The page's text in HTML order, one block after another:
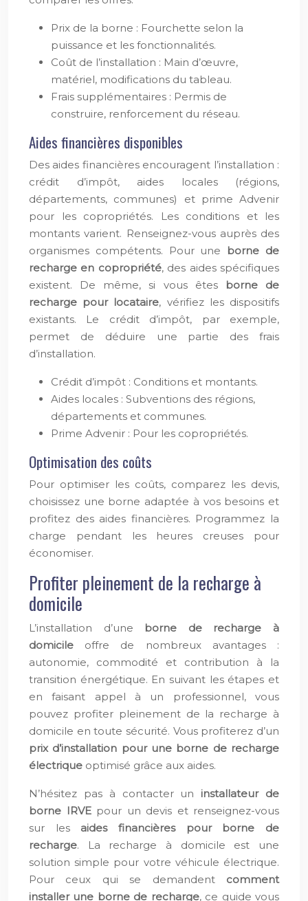
Prix de la borne : Fourchette selon la
puissance et les fonctionnalités.
Coût de l’installation : Main d’œuvre,
matériel, modifications du tableau.
Frais supplémentaires : Permis de
construire, renforcement du réseau.
Aides financières disponibles
Des aides financières encouragent l’installation :
crédit d’impôt, aides locales (régions,
départements, communes) et prime Advenir
pour les copropriétés. Les conditions et les
montants varient. Renseignez-vous auprès des
organismes compétents. Pour une borne de
recharge en copropriété, des aides spécifiques
existent. De même, si vous êtes borne de
recharge pour locataire, vérifiez les dispositifs
existants. Le crédit d’impôt, par exemple,
permet de déduire une partie des frais
d’installation.
Crédit d’impôt : Conditions et montants.
Aides locales : Subventions des régions,
départements et communes.
Prime Advenir : Pour les copropriétés.
Optimisation des coûts
Pour optimiser les coûts, comparez les devis,
choisissez une borne adaptée à vos besoins et
profitez des aides financières. Programmez la
charge pendant les heures creuses pour
économiser.
Profiter pleinement de la recharge à
domicile
L’installation d’une borne de recharge à
domicile offre de nombreux avantages :
autonomie, commodité et contribution à la
transition énergétique. En suivant les étapes et
en faisant appel à un professionnel, vous
pouvez profiter pleinement de la recharge à
domicile en toute sécurité. Vous profiterez d’un
prix d’installation pour une borne de recharge
électrique optimisé grâce aux aides.
N’hésitez pas à contacter un installateur de
borne IRVE pour un devis et renseignez-vous
sur les aides financières pour borne de
recharge. La recharge à domicile est une
solution simple pour votre véhicule électrique.
Pour ceux qui se demandent comment
installer une borne de recharge, ce guide vous